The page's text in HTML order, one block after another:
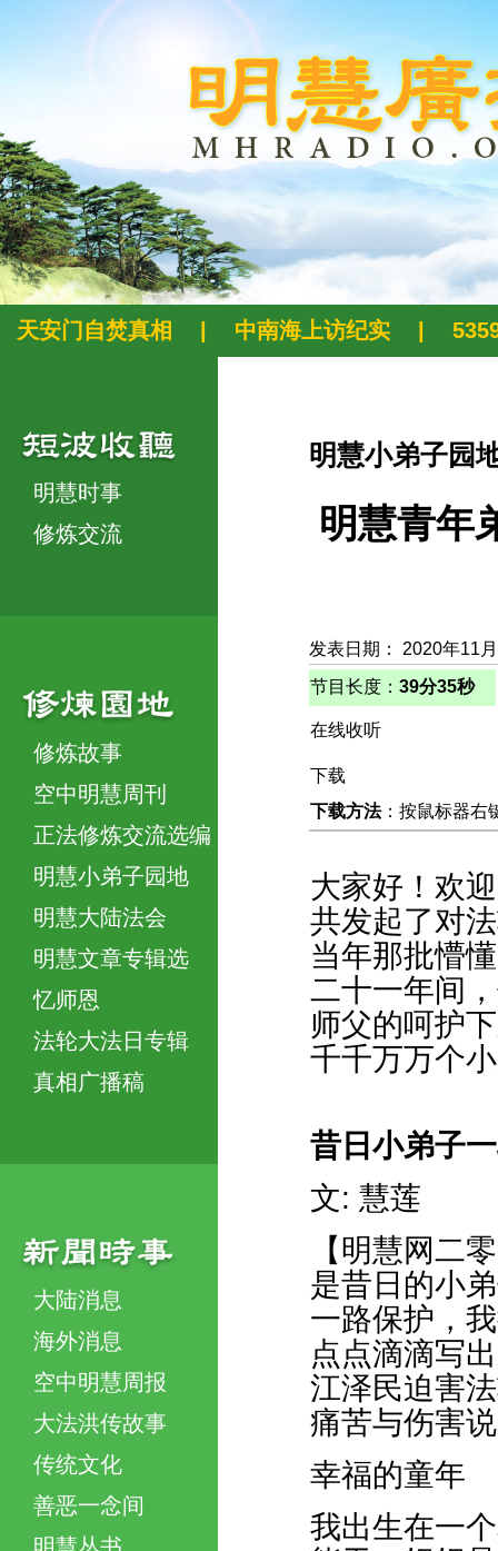
天安门自焚真相 中南海上访纪实
明慧时事
修炼交流
修炼故事
空中明慧周刊
正法修炼交流选编
明慧小弟子园地
明慧大陆法会
明慧文章专辑选
忆师恩
法轮大法日专辑
真相广播稿
大陆消息
海外消息
空中明慧周报
大法洪传故事
传统文化
善恶一念间
明慧小弟子园
明慧青年
发表日期： 2020年11
节目长度： 39分35秒
在线收听
下载
下载方法：按鼠标器右
大家好！欢
共发起了对
当年那批懵
二十一年间
师父的呵护
千千万万个
昔日小弟子
文: 慧莲
【明慧网二
是昔日的小
一路保护，
点点滴滴写
江泽民迫害
痛苦与伤害
幸福的童年
我出生在一